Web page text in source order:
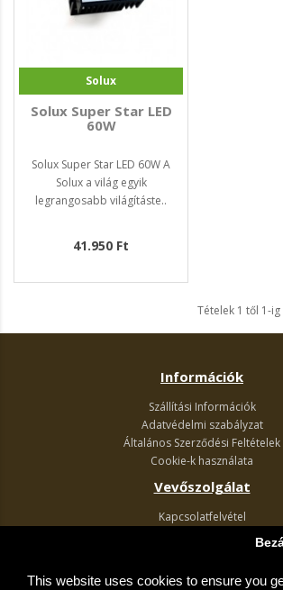
This website uses cookies to ensure you
Solux
Solux Super Star LED
60W
Solux Super Star LED 60W A
Solux a világ egyik
legrangosabb világításte..
41.950 Ft
Tételek 1 től 1-
Információk
Szállítási Információk
Adatvédelmi szabályzat
Általános Szerződési Feltételek
Cookie-k használata
Vevőszolgálat
Kapcsolatfelvétel